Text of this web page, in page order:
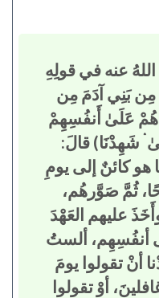
عنه في قولِهِ
بَنِي آدَمَ مِن
عَلَىٰ أَنفُسِهِمْ
شَهِدْنَا) قالَ:
هو كائنٌ إلى يومِ
ثُمَّ صَوَّرهُم،
عليهم العَهْدَ
أنفُسِهِم، ألستُ
أنْ تقولوا يومَ
أوْ تقولوا